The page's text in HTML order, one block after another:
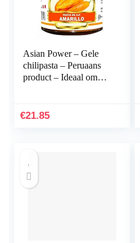
Asian Power – Gele
chilipasta – Peruaans
product – Ideaal om
-227 gram
€21.85